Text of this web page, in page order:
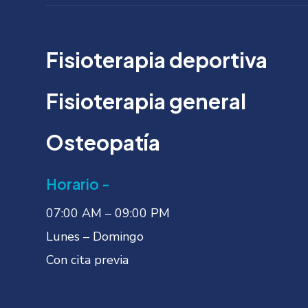
Fisioterapia deportiva
Fisioterapia general
Osteopatía
Horario -
07:00 AM – 09:00 PM
Lunes – Domingo
Con cita previa